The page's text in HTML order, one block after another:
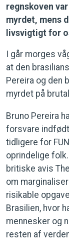
regnskoven
myrdet, mens
livsvigtigt for
I går morges
at den
Pereira og den
myrdet på
Bruno Pereira
forsvare
tidligere for
oprindelige
britiske avis
om
risikable
Brasilien, hvor
mennesker og
resten af